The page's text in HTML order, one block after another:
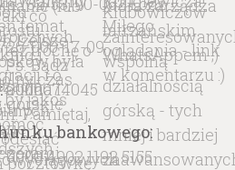
000-17-09
0000074045
bankowego:
0000 4902 1192 5155